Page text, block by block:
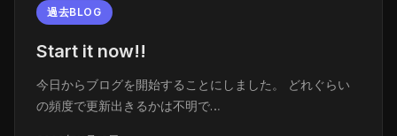
過去BLOG
Start it now!!
今日からブログを開始することにしました。 どれぐらい
の頻度で更新出きるかは不明で…